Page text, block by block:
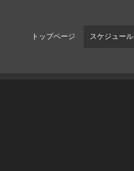
トップページ スケジュール